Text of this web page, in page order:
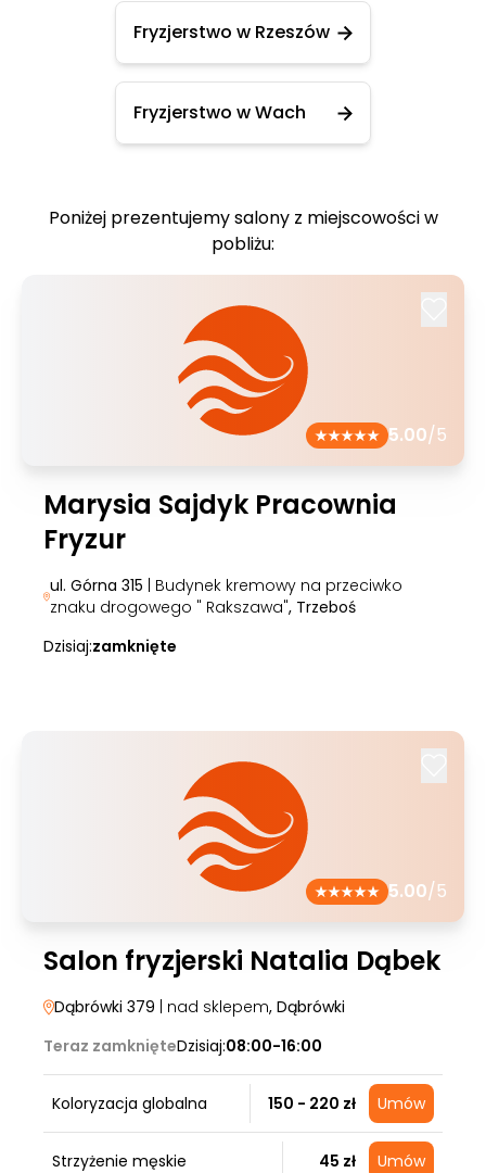
Fryzjerstwo w Rzeszów
Fryzjerstwo w Wach
Poniżej prezentujemy salony z miejscowości w
pobliżu:
5.00/5
Marysia Sajdyk Pracownia
Fryzur
ul. Górna 315 | Budynek kremowy na przeciwko
znaku drogowego " Rakszawa", Trzeboś
Dzisiaj:zamknięte
5.00/5
Salon fryzjerski Natalia Dąbek
Dąbrówki 379 | nad sklepem, Dąbrówki
Teraz zamknięteDzisiaj:08:00-16:00
Koloryzacja globalna 150 - 220 zł Umów
Strzyżenie męskie 45 zł Umów